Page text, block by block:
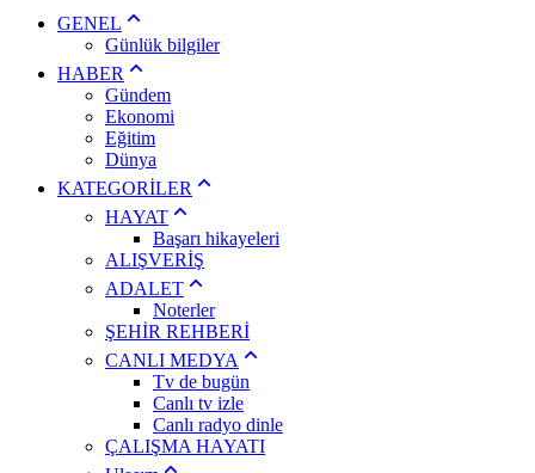
GENEL
Günlük bilgiler
HABER
Gündem
Ekonomi
Eğitim
Dünya
KATEGORİLER
HAYAT
Başarı hikayeleri
ALIŞVERİŞ
ADALET
Noterler
ŞEHİR REHBERİ
CANLI MEDYA
Tv de bugün
Canlı tv izle
Canlı radyo dinle
ÇALIŞMA HAYATI